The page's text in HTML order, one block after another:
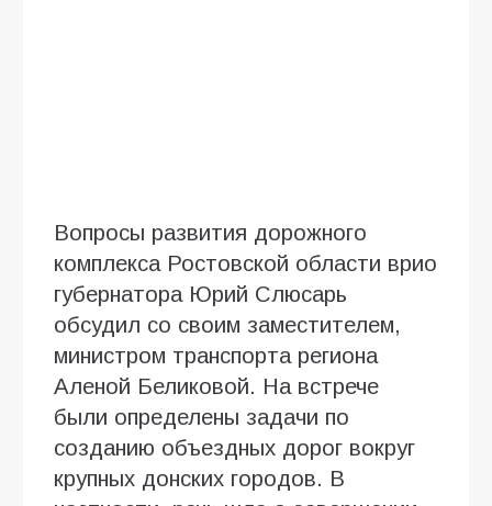
Вопросы развития дорожного
комплекса Ростовской области врио
губернатора Юрий Слюсарь
обсудил со своим заместителем,
министром транспорта региона
Аленой Беликовой. На встрече
были определены задачи по
созданию объездных дорог вокруг
крупных донских городов. В